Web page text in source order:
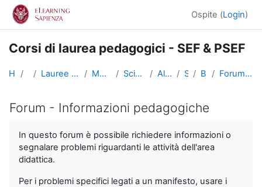
Vai al contenuto principale
Ospite (Login)
Corsi di laurea pedagogici - SEF & PSEF
Home Corsi Lauree triennali, magistrali, a ciclo unico Medicina e Psicologia Scienze dell'Educazione Altri insegnamenti SciEdu2 Benvenuti! Forum - Informazioni pedagogiche
Forum - Informazioni pedagogiche
In questo forum è possibile richiedere informazioni o
segnalare problemi riguardanti le attività dell'area
didattica.
Per i problemi specifici legati a un manifesto, usare i